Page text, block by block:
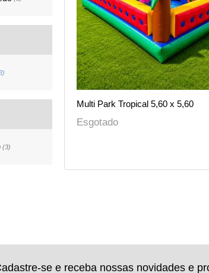
(3)
Multi Park Tropical 5,60 x 5,60
Esgotado
se e receba nossas novidades e